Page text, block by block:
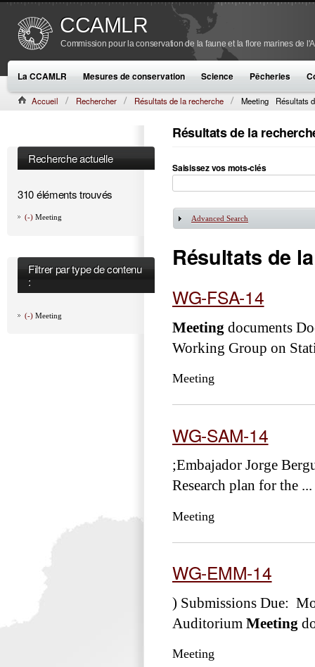
CCAMLR
Commission pour la conservation de la faune et la flore marines de
La CCAMLR Mesures de conservation Science Pêcheries
Accueil Rechercher Résultats de la recherche Meeting Résultats
Recherche actuelle
310 éléments trouvés
(-) Meeting
Filtrer par type de contenu
:
(-) Meeting
Résultats de la
Saisissez vos mots-clés
Afficher
Advanced Search
Résultats de
WG-FSA-14
Meeting documents
Working Group on
Meeting
WG-SAM-14
;Embajador Jorge
Research plan for the ...
Meeting
WG-EMM-14
) Submissions Due:
Auditorium Meeting
Meeting